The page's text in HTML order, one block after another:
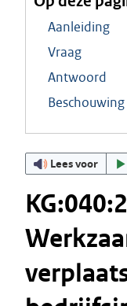
Aanleiding
Vraag
Antwoord
Beschouwing
Lees voor